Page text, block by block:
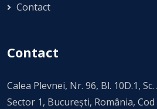
Contact
Contact
Calea Plevnei, Nr. 96, Bl. 10D.1, Sc.
Sector 1, Bucureşti, România,